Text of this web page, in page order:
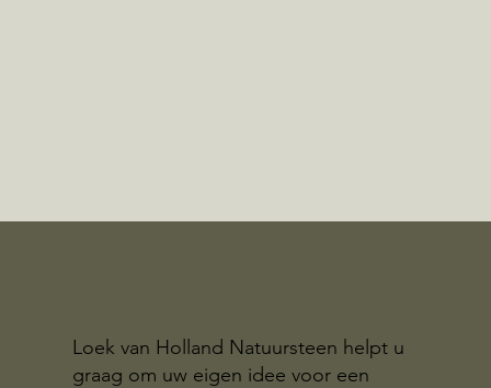
Loek van Holland Natuursteen helpt u
graag om uw eigen idee voor een